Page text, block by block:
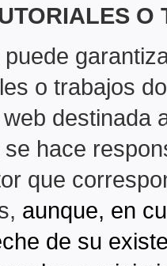
o trabajos
destinada
se hace
que
aunque, en
de su